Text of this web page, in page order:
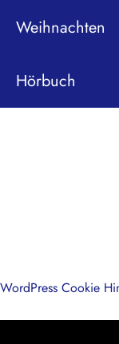
Weihnachten
Hörbuch
WordPress Cookie